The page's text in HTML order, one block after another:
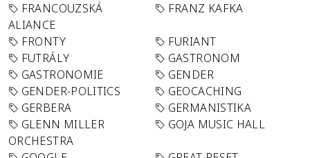
FRANCOUZSKÁ
ALIANCE
FRANZ KAFKA
FRONTY
FURIANT
FUTRÁLY
GASTRONOM
GASTRONOMIE
GENDER
GENDER-POLITICS
GEOCACHING
GERBERA
GERMANISTIKA
GLENN MILLER
ORCHESTRA
GOJA MUSIC HALL